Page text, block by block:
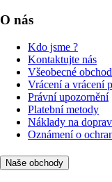
O nás
Kdo jsme ?
Kontaktujte nás
Všeobecné
Vrácení a vrácení
Právní upozornění
Platební metody
Náklady na
Oznámení o
Naše obchody